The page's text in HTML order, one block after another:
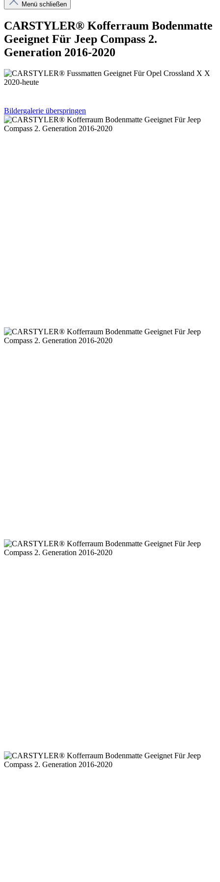
Menü schließen
CARSTYLER® Kofferraum Bodenmatte
Geeignet Für Jeep Compass 2.
Generation 2016-2020
Bildergalerie überspringen